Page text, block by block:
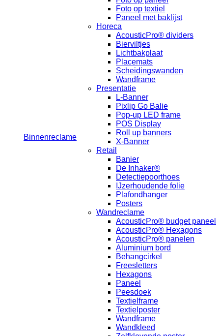
Binnenreclame
Foto op textiel
Paneel met baklijst
Horeca
AcousticPro® dividers
Bierviltjes
Lichtbakplaat
Placemats
Scheidingswanden
Wandframe
Presentatie
L-Banner
Pixlip Go Balie
Pop-up LED frame
POS Display
Roll up banners
X-Banner
Retail
Banier
De Inhaker®
Detectiepoorthoes
IJzerhoudende folie
Plafondhanger
Posters
Wandreclame
AcousticPro® budget paneel
AcousticPro® Hexagons
AcousticPro® panelen
Aluminium bord
Behangcirkel
Freesletters
Hexagons
Paneel
Peesdoek
Textielframe
Textielposter
Wandframe
Wandkleed